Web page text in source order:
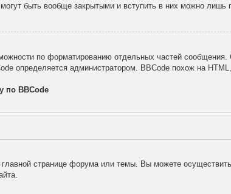
быть вообще закрытыми и вступить в них можно
по форматированию отдельных частей сообщения.
определяется администратором. BBCode похож на
по BBCode
странице форума или темы. Вы можете